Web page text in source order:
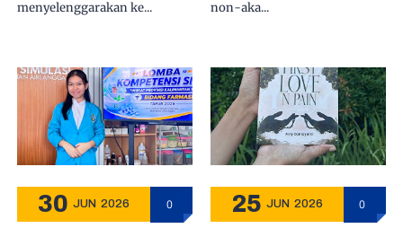
menyelenggarakan ke...
non-aka...
30 JUN 2026 0 25 JUN 2026 0